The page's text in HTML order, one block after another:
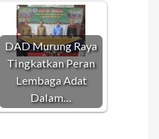
DAD Murung Raya
Tingkatkan Peran
Lembaga Adat
Dalam…